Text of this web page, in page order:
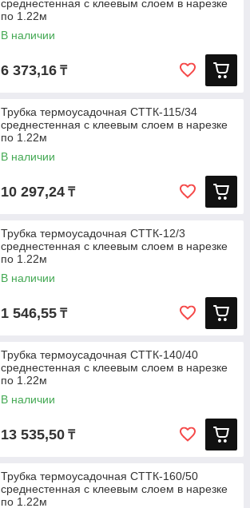
среднестенная с клеевым слоем в нарезке
по 1.22м
В наличии
6 373,16 ₸
Трубка термоусадочная СТТК-115/34
среднестенная с клеевым слоем в нарезке
по 1.22м
В наличии
10 297,24 ₸
Трубка термоусадочная СТТК-12/3
среднестенная с клеевым слоем в нарезке
по 1.22м
В наличии
1 546,55 ₸
Трубка термоусадочная СТТК-140/40
среднестенная с клеевым слоем в нарезке
по 1.22м
В наличии
13 535,50 ₸
Трубка термоусадочная СТТК-160/50
среднестенная с клеевым слоем в нарезке
по 1.22м